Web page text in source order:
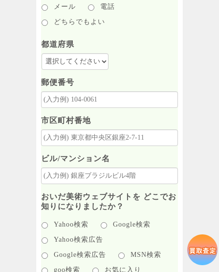
メール 電話
どちらでもよい
都道府県
郵便番号
市区町村番地
ビル/マンション名
おいだ美術ウェブサイトを どこでお
知りになりましたか？
Yahoo検索 Google検索
Yahoo検索広告
Google検索広告 MSN検索
goo検索 お気に入り